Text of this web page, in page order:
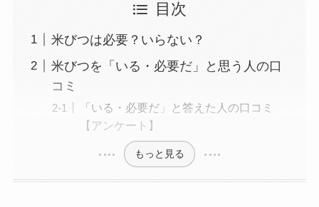
目次
米びつは必要？いらない？
米びつを「いる・必要だ」と思う人の口
コミ
「いる・必要だ」と答えた人の口コミ
【アンケート】
もっと見る